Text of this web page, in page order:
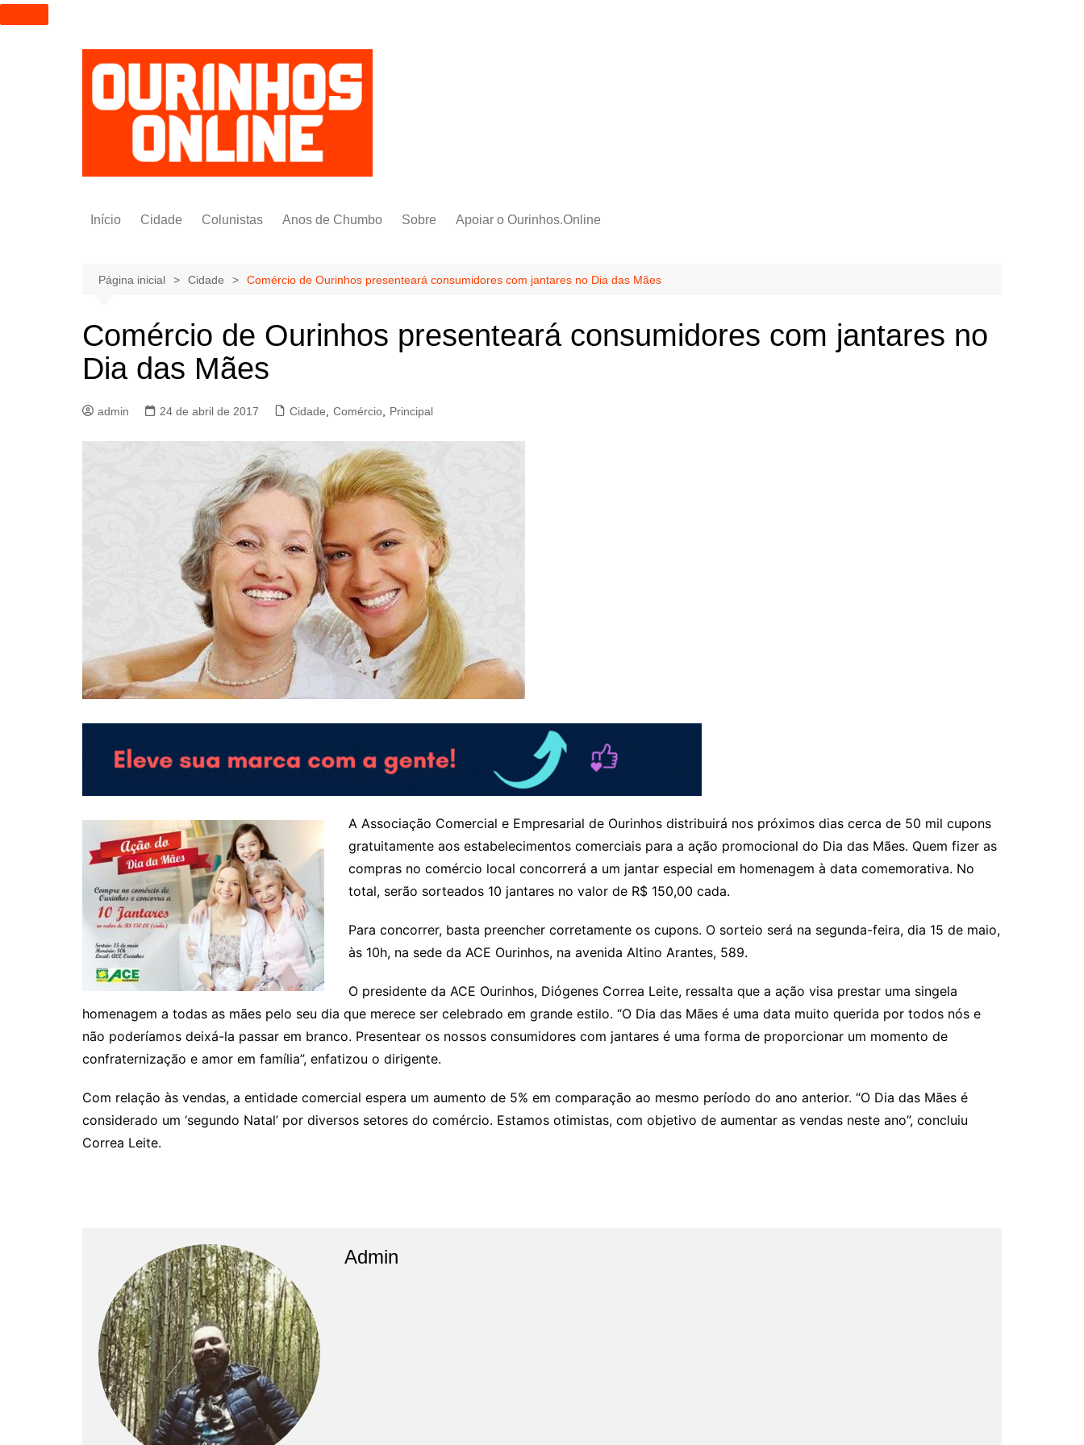
I
r
Início Cidade Colunistas
Pedro Saldida
Bruno Yashinishi
Anos de Chumbo Sobre Apoiar o Ourinhos.Online
Página inicial Cidade Comércio de Ourinhos presenteará consumidores com jantares no Dia das Mães
Comércio de Ourinhos presenteará consumidores com jantares no
Dia das Mães
admin 24 de abril de 2017 Cidade, Comércio, Principal
A Associação Comercial e Empresarial de Ourinhos distribuirá nos próximos dias cerca de 50 mil cupons
gratuitamente aos estabelecimentos comerciais para a ação promocional do Dia das Mães. Quem fizer as
compras no comércio local concorrerá a um jantar especial em homenagem à data comemorativa. No
total, serão sorteados 10 jantares no valor de R$ 150,00 cada.
Para concorrer, basta preencher corretamente os cupons. O sorteio será na segunda-feira, dia 15 de maio,
às 10h, na sede da ACE Ourinhos, na avenida Altino Arantes, 589.
O presidente da ACE Ourinhos, Diógenes Correa Leite, ressalta que a ação visa prestar uma singela
homenagem a todas as mães pelo seu dia que merece ser celebrado em grande estilo. “O Dia das Mães é uma data muito querida por todos nós e
não poderíamos deixá-la passar em branco. Presentear os nossos consumidores com jantares é uma forma de proporcionar um momento de
confraternização e amor em família”, enfatizou o dirigente.
Com relação às vendas, a entidade comercial espera um aumento de 5% em comparação ao mesmo período do ano anterior. “O Dia das Mães é
considerado um ‘segundo Natal’ por diversos setores do comércio. Estamos otimistas, com objetivo de aumentar as vendas neste ano”, concluiu
Correa Leite.
Admin